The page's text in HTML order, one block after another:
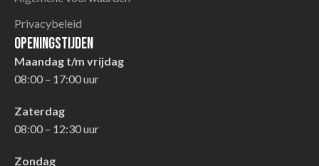
Privacybeleid
Openingstijden
Maandag t/m vrijdag
08:00 – 17:00 uur
Zaterdag
08:00 – 12:30 uur
Zondag